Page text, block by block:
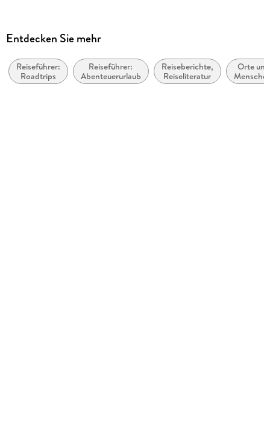
Verlag/Hersteller
Kopierschutz
mit Wasserzeichen versehen
Entdecken Sie mehr
Reiseführer:
Roadtrips
Reiseführer:
Abenteuerurlaub
Reiseberichte,
Reiseliteratur
Orte und